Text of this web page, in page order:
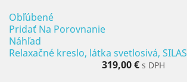
Obľúbené
Pridať Na Porovnanie
Náhľad
Relaxačné kreslo, látka svetlosivá, SILAS
319,00 € s DPH